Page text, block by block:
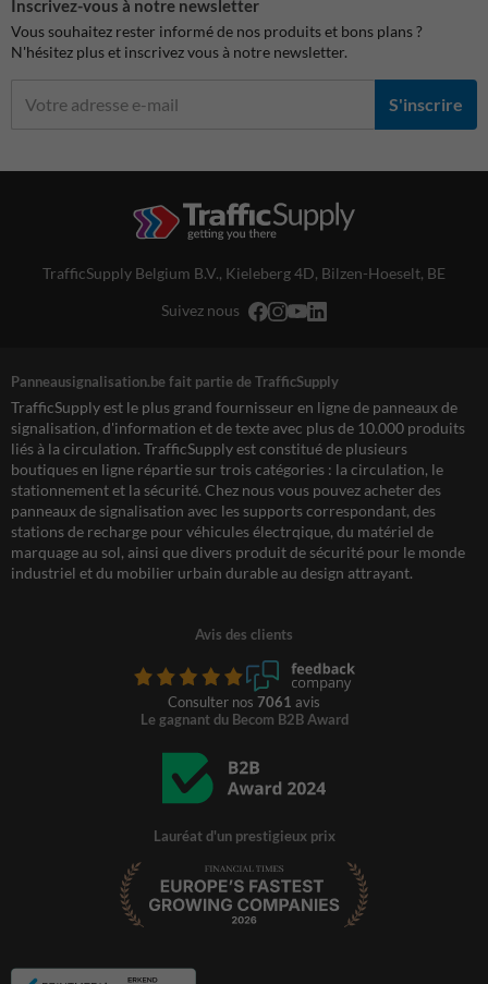
Inscrivez-vous à notre newsletter
Vous souhaitez rester informé de nos produits et bons plans ?
N'hésitez plus et inscrivez vous à notre newsletter.
S'inscrire
TrafficSupply Belgium B.V., Kieleberg 4D, Bilzen-Hoeselt, BE
Suivez nous
Panneausignalisation.be fait partie de TrafficSupply
TrafficSupply est le plus grand fournisseur en ligne de panneaux de
signalisation, d'information et de texte avec plus de 10.000 produits
liés à la circulation. TrafficSupply est constitué de plusieurs
boutiques en ligne répartie sur trois catégories : la circulation, le
stationnement et la sécurité. Chez nous vous pouvez acheter des
panneaux de signalisation avec les supports correspondant, des
stations de recharge pour véhicules électrqique, du matériel de
marquage au sol, ainsi que divers produit de sécurité pour le monde
industriel et du mobilier urbain durable au design attrayant.
Avis des clients
Consulter nos 7061 avis
Le gagnant du Becom B2B Award
Lauréat d'un prestigieux prix